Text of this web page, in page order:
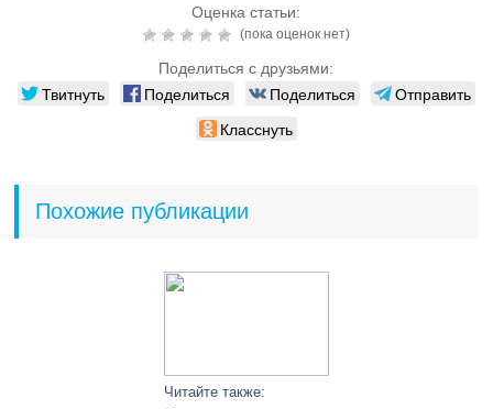
Оценка статьи:
(пока оценок нет)
Поделиться с друзьями:
Твитнуть Поделиться Поделиться
Отправить
Класснуть
Похожие публикации
Читайте также: